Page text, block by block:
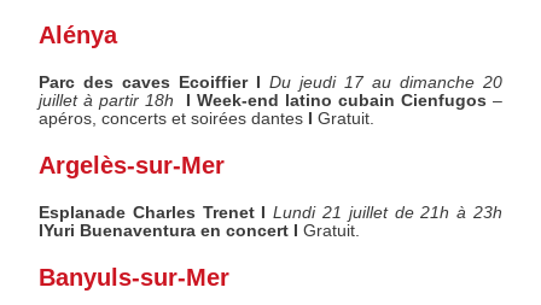
Alénya
Parc des caves Ecoiffier I Du jeudi 17 au dimanche 20
juillet à partir 18h
I Week-end latino cubain Cienfugos –
apéros, concerts et soirées dantes
Gratuit.
Argelès-sur-Mer
Esplanade Charles Trenet ILundi 21 juillet de 21h à 23h
IYuri Buenaventura en concert IGratuit.
Banyuls-sur-Mer